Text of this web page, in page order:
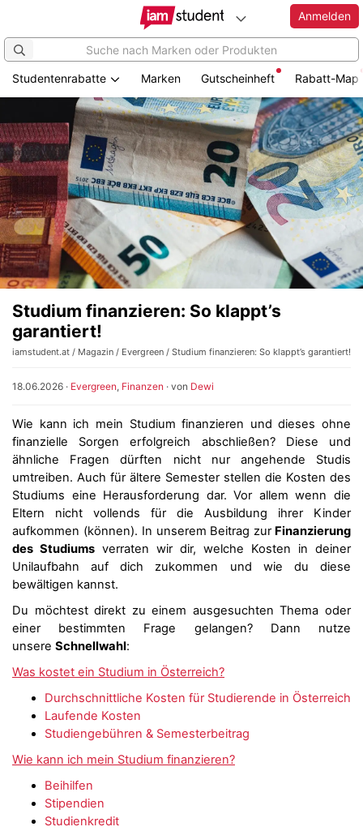
Anmelden
Studentenrabatte Marken Gutscheinheft Rabatt-Map
Studium finanzieren: So klappt’s
garantiert!
iamstudent.at / Magazin / Evergreen / Studium finanzieren: So klappt’s garantiert!
18.06.2026 · Evergreen, Finanzen · von Dewi
Wie kann ich mein Studium finanzieren und dieses ohne
finanzielle Sorgen erfolgreich abschließen? Diese und
ähnliche Fragen dürften nicht nur angehende Studis
umtreiben. Auch für ältere Semester stellen die Kosten des
Studiums eine Herausforderung dar. Vor allem wenn die
Eltern nicht vollends für die Ausbildung ihrer Kinder
aufkommen (können). In unserem Beitrag zurFinanzierung
des Studiums verraten wir dir, welche Kosten in deiner
Unilaufbahn auf dich zukommen und wie du diese
bewältigen kannst.
Du möchtest direkt zu einem ausgesuchten Thema oder
einer bestimmten Frage gelangen? Dann nutze
unsere Schnellwahl:
Was kostet ein Studium in Österreich?
Durchschnittliche Kosten für Studierende in Österreich
Laufende Kosten
Studiengebühren & Semesterbeitrag
Wie kann ich mein Studium finanzieren?
Beihilfen
Stipendien
Studienkredit